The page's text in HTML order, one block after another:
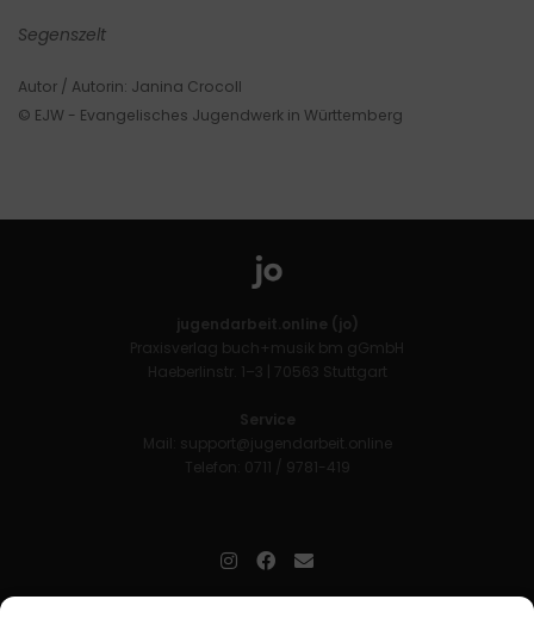
Segenszelt
Autor / Autorin: Janina Crocoll
© EJW - Evangelisches Jugendwerk in Württemberg
jugendarbeit.online (jo)
Praxisverlag buch+musik bm gGmbH
Haeberlinstr. 1–3 | 70563 Stuttgart
Service
Mail: support@jugendarbeit.online
Telefon: 0711 / 9781-419